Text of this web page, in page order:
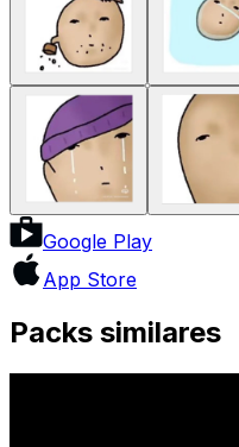
Google Play
App Store
Packs similares